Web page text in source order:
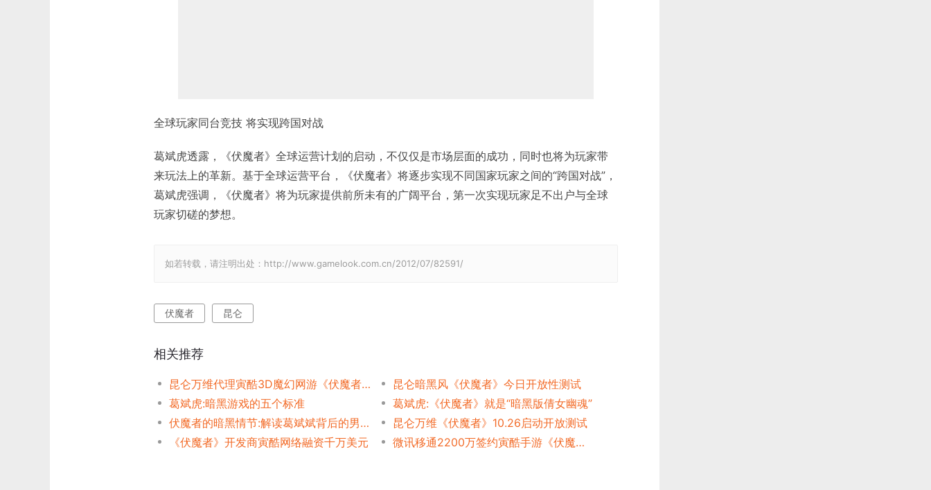
全球玩家同台竞技 将实现跨国对战
葛斌虎透露，《伏魔者》全球运营计划的启动，不仅仅是市场层面的成功，同时也将为玩家带
来玩法上的革新。基于全球运营平台，《伏魔者》将逐步实现不同国家玩家之间的“跨国对战”，
葛斌虎强调，《伏魔者》将为玩家提供前所未有的广阔平台，第一次实现玩家足不出户与全球
玩家切磋的梦想。
如若转载，请注明出处：http://www.gamelook.com.cn/2012/07/82591/
伏魔者 昆仑
相关推荐
昆仑万维代理寅酷3D魔幻网游《伏魔者》
昆仑暗黑风《伏魔者》今日开放性测试
葛斌虎:暗黑游戏的五个标准
葛斌虎:《伏魔者》就是“暗黑版倩女幽魂”
伏魔者的暗黑情节:解读葛斌斌背后的男人
昆仑万维《伏魔者》10.26启动开放测试
《伏魔者》开发商寅酷网络融资千万美元
微讯移通2200万签约寅酷手游《伏魔者》